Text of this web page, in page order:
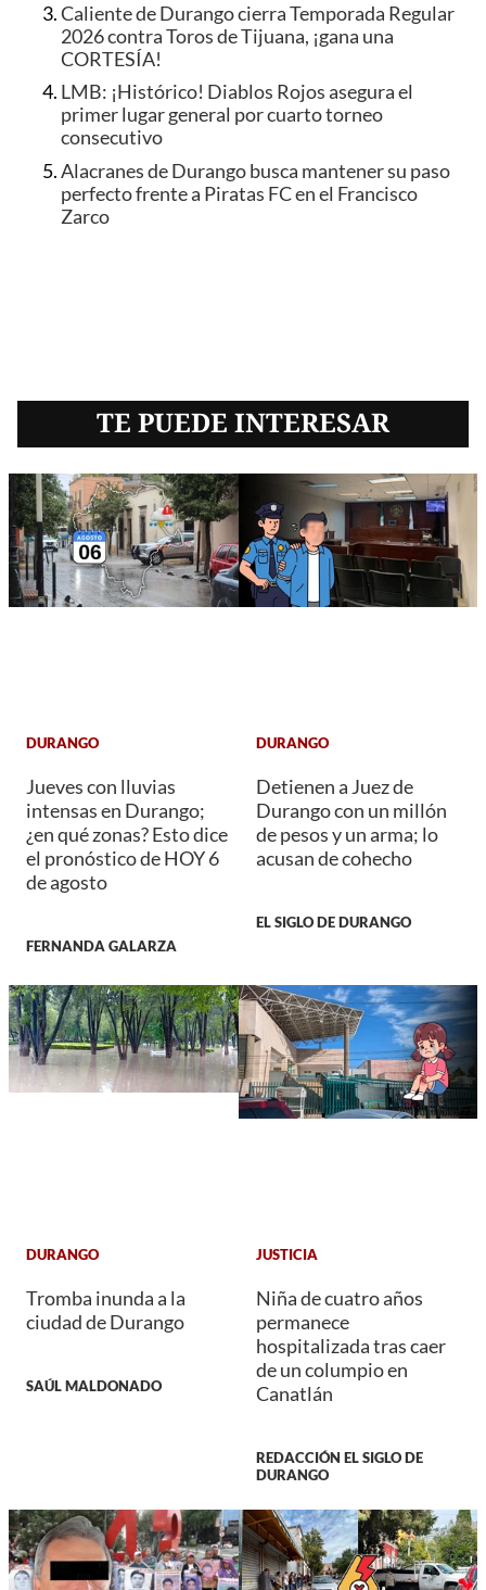
Caliente de Durango cierra Temporada Regular
2026 contra Toros de Tijuana, ¡gana una
CORTESÍA!
LMB: ¡Histórico! Diablos Rojos asegura el
primer lugar general por cuarto torneo
consecutivo
Alacranes de Durango busca mantener su paso
perfecto frente a Piratas FC en el Francisco
Zarco
TE PUEDE INTERESAR
DURANGO
Jueves con lluvias
intensas en Durango;
¿en qué zonas? Esto dice
el pronóstico de HOY 6
de agosto
FERNANDA GALARZA
DURANGO
Detienen a Juez de
Durango con un millón
de pesos y un arma; lo
acusan de cohecho
EL SIGLO DE DURANGO
DURANGO
Tromba inunda a la
ciudad de Durango
SAÚL MALDONADO
JUSTICIA
Niña de cuatro años
permanece
hospitalizada tras caer
de un columpio en
Canatlán
REDACCIÓN EL SIGLO DE
DURANGO